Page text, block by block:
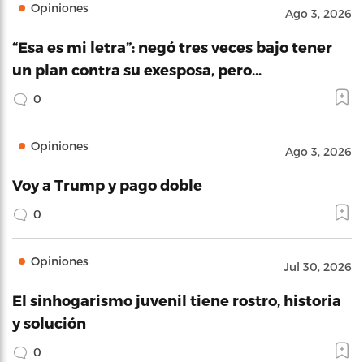
Opiniones Ago 3, 2026
“Esa es mi letra”: negó tres veces bajo tener
un plan contra su exesposa, pero…
0
Opiniones Ago 3, 2026
Voy a Trump y pago doble
0
Opiniones Jul 30, 2026
El sinhogarismo juvenil tiene rostro, historia
y solución
0